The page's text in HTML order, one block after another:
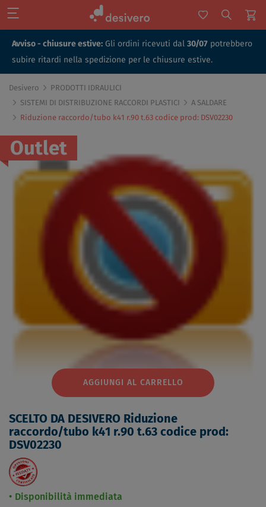
Avviso - chiusure estive: Gli ordini ricevuti dal 30/07 potrebbero
subire ritardi nella spedizione per le chiusure estive.
Desivero
PRODOTTI IDRAULICI
SISTEMI DI DISTRIBUZIONE RACCORDI PLASTICI
A SALDARE
Riduzione raccordo/tubo k41 r.90 t.63 codice prod: DSV02230
AGGIUNGI AL CARRELLO
Outlet
SCELTO DA DESIVERO Riduzione
raccordo/tubo k41 r.90 t.63 codice prod:
DSV02230
Disponibilità immediata